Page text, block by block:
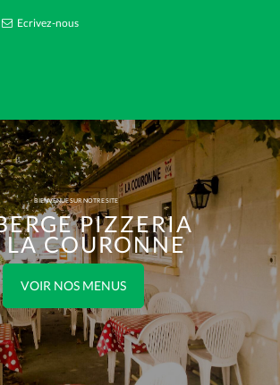
Ecrivez-nous
BIENVENUE SUR NOTRE SITE
PIZZERIA
LA COURONNE
VOIR NOS MENUS